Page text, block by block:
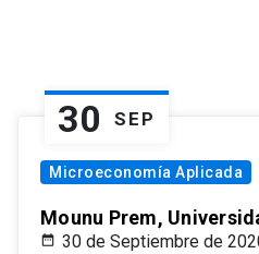
30 SEP
Microeconomía Aplicada
Mounu Prem,
30 de Septiembre de